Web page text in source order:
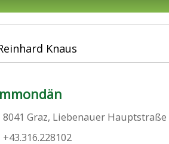
Knaus
8041 Graz, Liebenauer Hauptstraße
+43.316.228102